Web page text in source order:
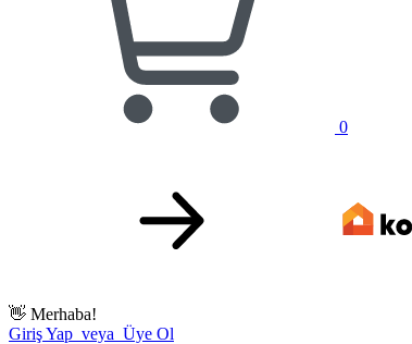
0
👋 Merhaba!
Giriş Yap veya Üye Ol